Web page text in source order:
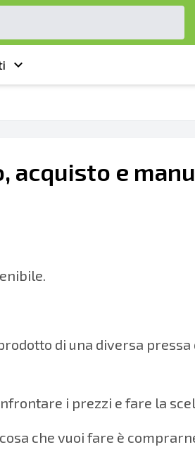
e
di una diversa
i prezzi e fare la
che vuoi fare è